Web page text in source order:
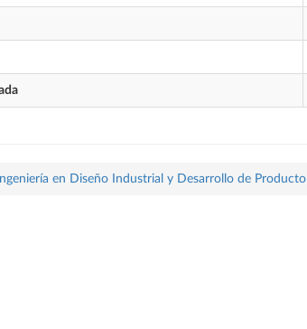
en Diseño Industrial y Desarrollo de Producto